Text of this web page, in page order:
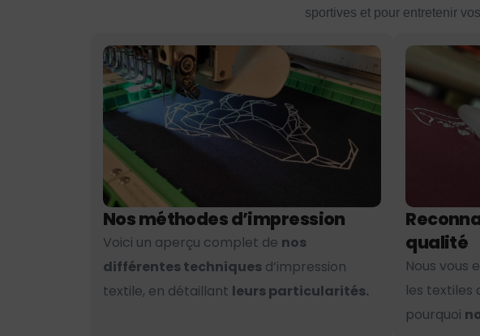
sportives et pour entretenir
Nos méthodes d’impression
Voici un aperçu complet de nos
différentes techniques d’impression
textile, en détaillant leurs particularités.
qualité
Nous vous
les textiles
pourquoi